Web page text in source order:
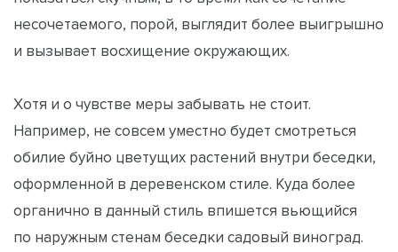
несочетаемого, порой, выглядит более выигрышно
и вызывает восхищение окружающих.
Хотя и о чувстве меры забывать не стоит.
Например, не совсем уместно будет смотреться
обилие буйно цветущих растений внутри беседки,
оформленной в деревенском стиле. Куда более
органично в данный стиль впишется вьющийся
по наружным стенам беседки садовый виноград.